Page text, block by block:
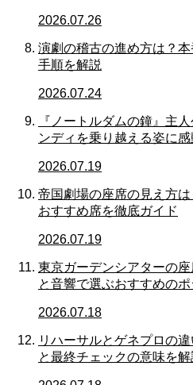
2026.07.26
演劇の稽古の進め方は？
手順を解説
2026.07.24
『ノートルダムの鐘』主
ンディを乗り越える姿に感
2026.07.19
帝国劇場の座席の見え方
おすすめ席を徹底ガイド
2026.07.19
東京ガーデンシアターの
と音響で選ぶおすすめの
2026.07.18
リハーサルとゲネプロの
と最終チェックの意味を解